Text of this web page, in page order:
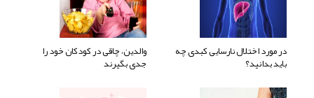
در مورد اختلال نارسایی کبدی چه
باید بدانید؟
والدین، چاقی در کودکان خود را
جدی بگیرند